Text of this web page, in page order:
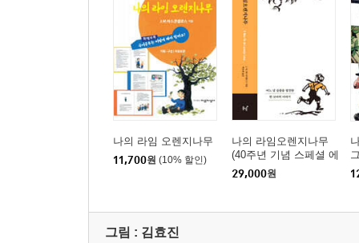
나의 라임 오렌지나무
11,700원 (10% 할인)
나의 라임오렌지나무
(40주년 기념 스페셜 에
디션) (큰글자도서)
29,000원
그림 : 김효진